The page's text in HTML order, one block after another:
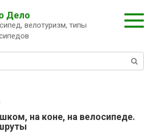
Дело
велотуризм, типы
на коне, на велосипеде.